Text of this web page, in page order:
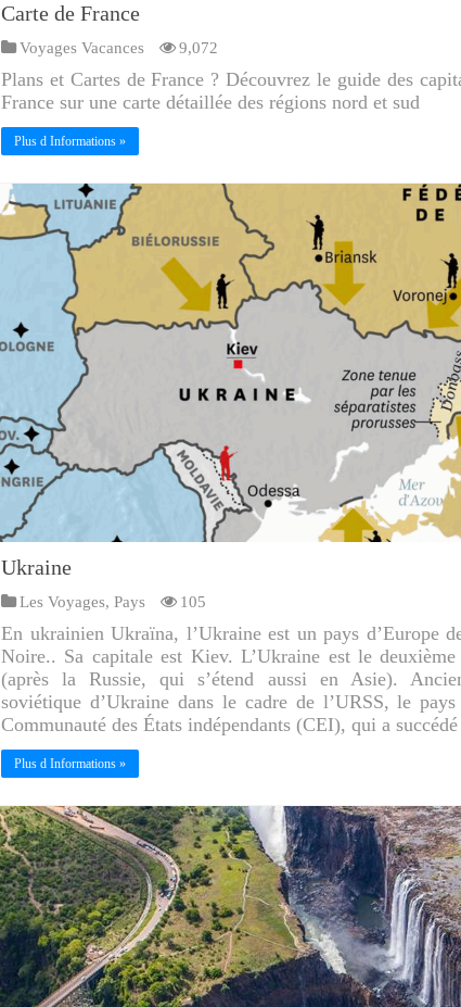
Carte de France
Voyages Vacances 9,072
Plans et Cartes de France ? Découvrez le guide des
France sur une carte détaillée des régions nord et sud
Plus d Informations »
Ukraine
Les Voyages, Pays 105
En ukrainien Ukraïna, l’Ukraine est un pays d’Europe
Noire.. Sa capitale est Kiev. L’Ukraine est le
(après la Russie, qui s’étend aussi en Asie).
soviétique d’Ukraine dans le cadre de l’URSS, le
Communauté des États indépendants (CEI), qui a
Plus d Informations »